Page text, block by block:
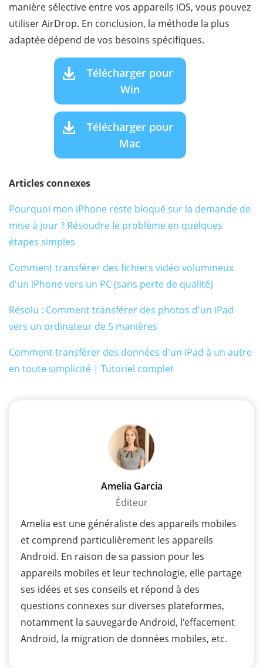
manière sélective entre vos appareils iOS, vous pouvez
utiliser AirDrop. En conclusion, la méthode la plus
adaptée dépend de vos besoins spécifiques.
Télécharger pour
Win
Télécharger pour
Mac
Articles connexes
Pourquoi mon iPhone reste bloqué sur la demande de
mise à jour ? Résoudre le problème en quelques
étapes simples
Comment transférer des fichiers vidéo volumineux
d'un iPhone vers un PC (sans perte de qualité)
Résolu : Comment transférer des photos d'un iPad
vers un ordinateur de 5 manières
Comment transférer des données d'un iPad à un autre
en toute simplicité | Tutoriel complet
Amelia Garcia
Éditeur
Amelia est une généraliste des appareils mobiles
et comprend particulièrement les appareils
Android. En raison de sa passion pour les
appareils mobiles et leur technologie, elle partage
ses idées et ses conseils et répond à des
questions connexes sur diverses plateformes,
notamment la sauvegarde Android, l'effacement
Android, la migration de données mobiles, etc.